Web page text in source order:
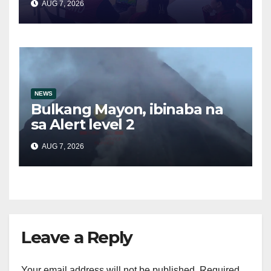
posibleng epekto ng
Bagyong Maymay at Habagat
AUG 7, 2026
NEWS
Bulkang Mayon, ibinaba na
sa Alert level 2
AUG 7, 2026
Leave a Reply